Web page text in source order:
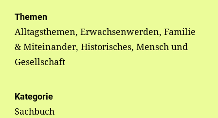
Themen
Alltagsthemen, Erwachsenwerden, Familie
& Miteinander, Historisches, Mensch und
Gesellschaft
Kategorie
Sachbuch